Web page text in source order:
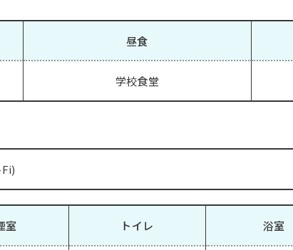
昼食
学校食堂
室 トイレ 浴室